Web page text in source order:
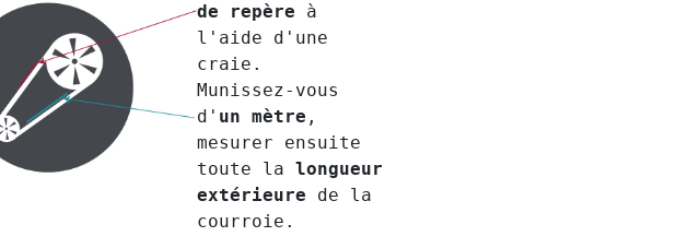
de repère à
l'aide d'une
craie.
Munissez-vous
d' un mètre ,
mesurer ensuite
toute la longueur
extérieure de la
courroie.